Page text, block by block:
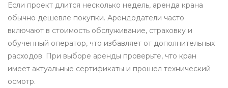
Если проект длится несколько недель, аренда крана
обычно дешевле покупки. Арендодатели часто
включают в стоимость обслуживание, страховку и
обученный оператор, что избавляет от дополнительных
расходов. При выборе аренды проверьте, что кран
имеет актуальные сертификаты и прошел технический
осмотр.